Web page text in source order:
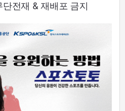
전재 & 재배포 금지